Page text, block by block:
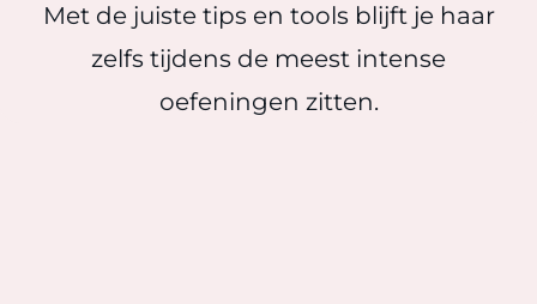
Met de juiste tips en tools blijft je haar
zelfs tijdens de meest intense
oefeningen zitten.